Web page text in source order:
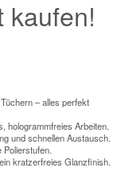
kaufen!
– alles perfekt
hologrammfreies Arbeiten.
und schnellen Austausch.
Polierstufen.
kratzerfreies Glanzfinish.